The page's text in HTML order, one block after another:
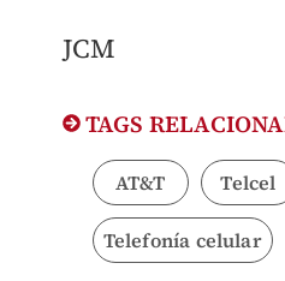
JCM
TAGS
AT&T Telcel
Telefonía celular